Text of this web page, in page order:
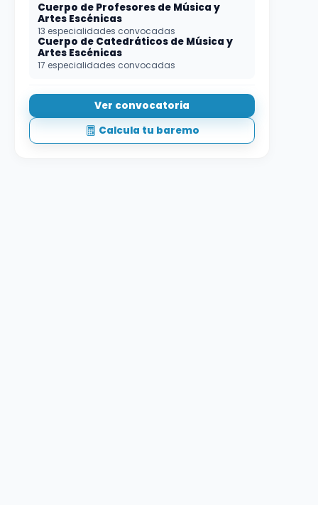
Cuerpo de Profesores de Música y
Artes Escénicas
13 especialidades convocadas
Cuerpo de Catedráticos de Música y
Artes Escénicas
17 especialidades convocadas
Ver convocatoria
Calcula tu baremo